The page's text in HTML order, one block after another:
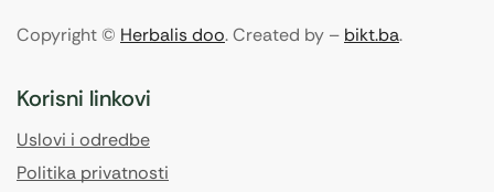
Copyright © Herbalis doo. Created by – bikt.ba.
Korisni linkovi
Uslovi i odredbe
Politika privatnosti